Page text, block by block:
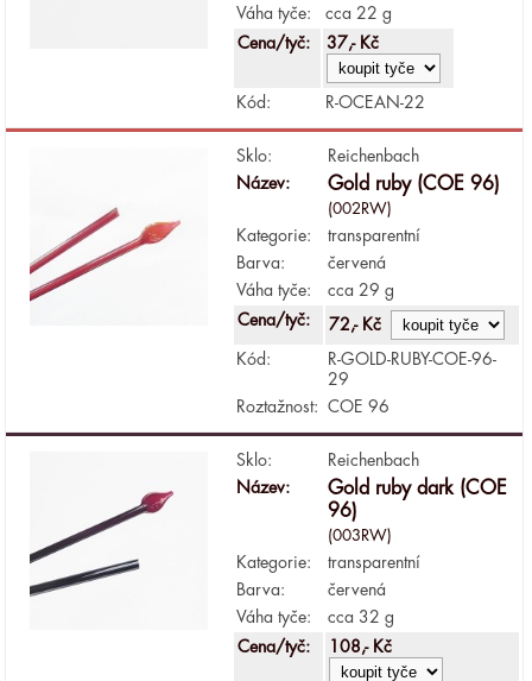
Váha tyče:
cca 22 g
Cena/tyč:
37,- Kč
Kód: R-OCEAN-22
Sklo:
Reichenbach
Název:
Gold ruby (COE 96)
(002RW)
Kategorie:
transparentní
Barva:
červená
Váha tyče:
cca 29 g
Cena/tyč:
72,- Kč
Kód:
R-GOLD-RUBY-COE-96-
29
Roztažnost:
COE 96
Sklo:
Reichenbach
Název:
Gold ruby dark (COE
96)
(003RW)
Kategorie:
transparentní
Barva:
červená
Váha tyče:
cca 32 g
Cena/tyč:
108,- Kč